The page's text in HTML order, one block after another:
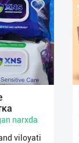
narxda
viloyati